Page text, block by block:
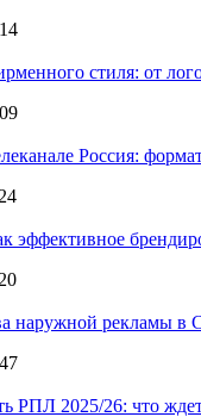
стиля: от
Россия:
эффективное
наружной рекламы в
РПЛ 2025/26: что